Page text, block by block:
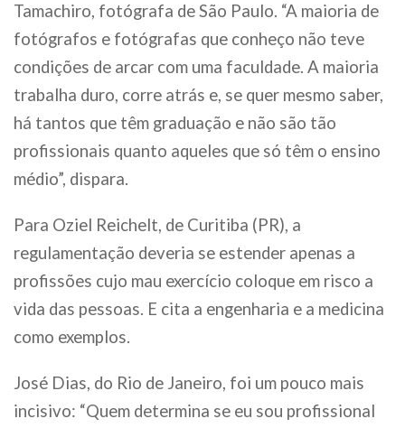
Tamachiro, fotógrafa de São Paulo. “A maioria de
fotógrafos e fotógrafas que conheço não teve
condições de arcar com uma faculdade. A maioria
trabalha duro, corre atrás e, se quer mesmo saber,
há tantos que têm graduação e não são tão
profissionais quanto aqueles que só têm o ensino
médio”, dispara.
Para Oziel Reichelt, de Curitiba (PR), a
regulamentação deveria se estender apenas a
profissões cujo mau exercício coloque em risco a
vida das pessoas. E cita a engenharia e a medicina
como exemplos.
José Dias, do Rio de Janeiro, foi um pouco mais
incisivo: “Quem determina se eu sou profissional